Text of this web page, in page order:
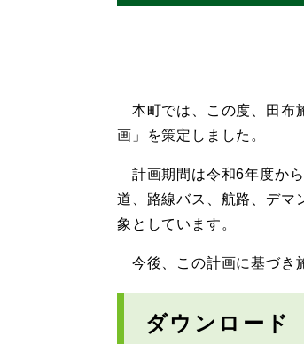
本町では、この度、田布
画」を策定しました。
計画期間は令和6年度か
道、路線バス、航路、デマ
象としています。
今後、この計画に基づき
ダウンロード